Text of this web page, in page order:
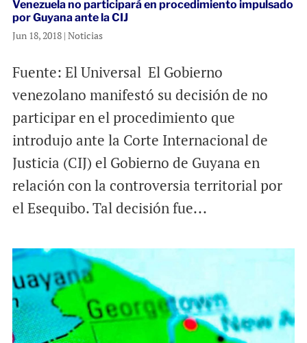
Venezuela no participará en procedimiento impulsado
por Guyana ante la CIJ
Jun 18, 2018| Noticias
Fuente: El Universal El Gobierno
venezolano manifestó su decisión de no
participar en el procedimiento que
introdujo ante la Corte Internacional de
Justicia (CIJ) el Gobierno de Guyana en
relación con la controversia territorial por
el Esequibo. Tal decisión fue...